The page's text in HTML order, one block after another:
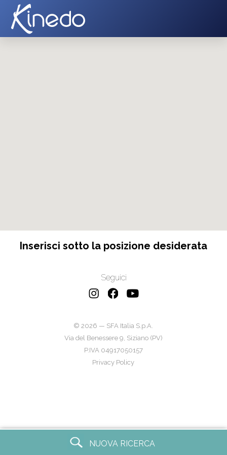
NUOVA RICERCA
Inserisci sotto la posizione desiderata
Seguici
© 2026 — SFA Italia S.p.A.
Via del Benessere 9, Siziano (PV)
P.IVA 04917050157
Privacy Policy